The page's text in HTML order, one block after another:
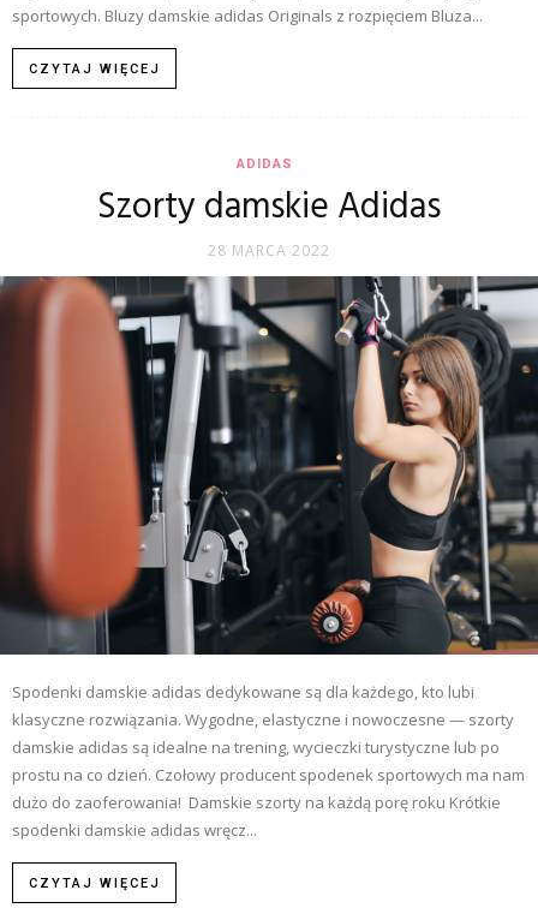
sportowych. Bluzy damskie adidas Originals z rozpięciem Bluza...
CZYTAJ WIĘCEJ
ADIDAS
Szorty damskie Adidas
28 MARCA 2022
Spodenki damskie adidas dedykowane są dla każdego, kto lubi
klasyczne rozwiązania. Wygodne, elastyczne i nowoczesne — szorty
damskie adidas są idealne na trening, wycieczki turystyczne lub po
prostu na co dzień. Czołowy producent spodenek sportowych ma nam
dużo do zaoferowania! Damskie szorty na każdą porę roku Krótkie
spodenki damskie adidas wręcz...
CZYTAJ WIĘCEJ